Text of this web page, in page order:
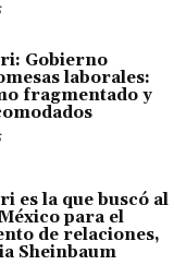
Gobierno
laborales:
fragmentado y
es la que buscó al
para el
de relaciones,
Sheinbaum